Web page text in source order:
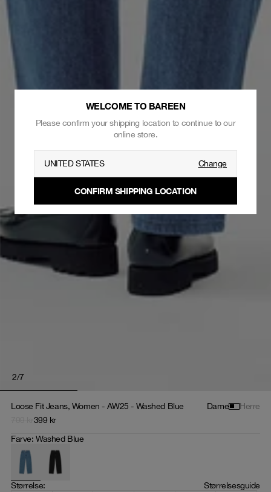
2/7
Loose Fit Jeans, Women - AW25 - Washed Blue Dame
Herre
399 kr
Farve:Washed Blue
Størrelse: Størrelsesguide
WELCOME TO BAREEN
Please confirm your shipping location to continue to our
online store.
UNITED STATES Change
CONFIRM SHIPPING LOCATION